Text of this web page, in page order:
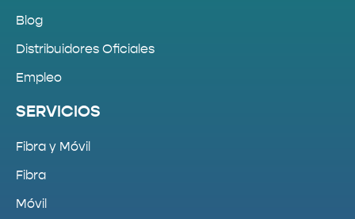
Blog
Distribuidores Oficiales
Empleo
SERVICIOS
Fibra y Móvil
Fibra
Móvil